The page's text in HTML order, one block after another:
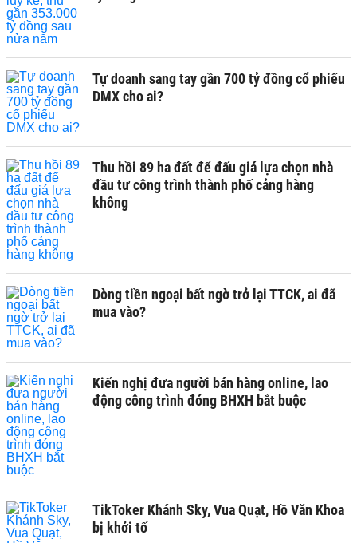
Tự doanh sang tay gần 700 tỷ đồng cổ phiếu
DMX cho ai?
Thu hồi 89 ha đất để đấu giá lựa chọn nhà
đầu tư công trình thành phố cảng hàng
không
Dòng tiền ngoại bất ngờ trở lại TTCK, ai đã
mua vào?
Kiến nghị đưa người bán hàng online, lao
động công trình đóng BHXH bắt buộc
TikToker Khánh Sky, Vua Quạt, Hồ Văn Khoa
bị khởi tố